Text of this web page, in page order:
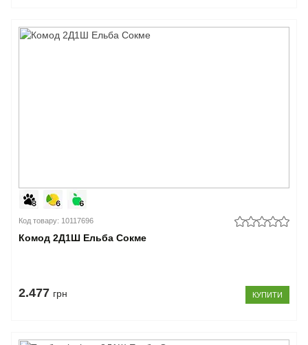
Код товару: 10117696
Комод 2Д1Ш Ельба Сокме
2.477 грн КУПИТИ